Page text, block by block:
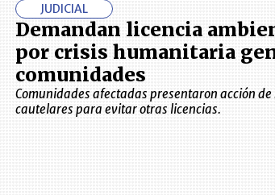
JUDICIAL
Demandan licencia
por crisis humanitaria
comunidades
Comunidades afectadas presentaron acción
cautelares para evitar otras licencias.